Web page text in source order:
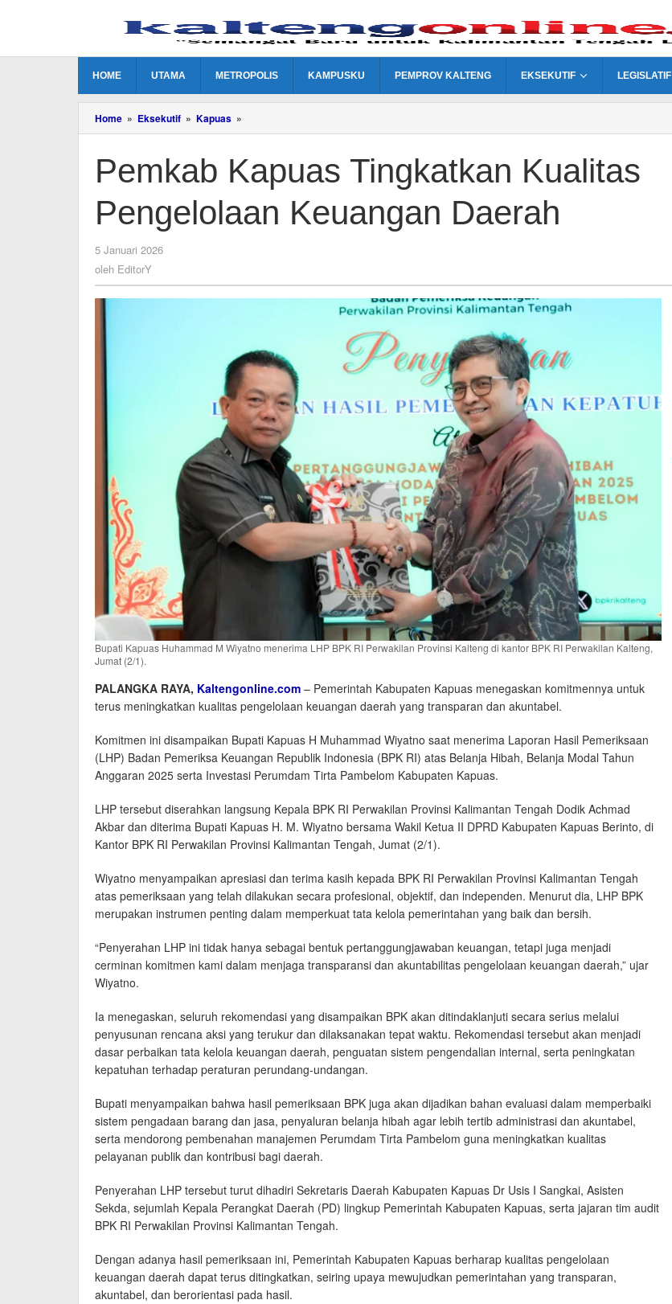
HOME UTAMA METROPOLIS KAMPUSKU PEMPROV KALTENG EKSEKUTIF LEGISLATIF
Home » Eksekutif » Kapuas »
Kapuas
Kualitas
Pengelolaan
Keuangan
Daerah
Pemkab Kapuas Tingkatkan Kualitas
Pengelolaan Keuangan Daerah
5 Januari 2026
oleh EditorY
Bupati Kapuas Huhammad M Wiyatno menerima LHP BPK RI Perwakilan Provinsi Kalteng di kantor BPK RI Perwakilan Kalteng,
Jumat (2/1).
PALANGKA RAYA, Kaltengonline.com – Pemerintah Kabupaten Kapuas menegaskan komitmennya untuk
terus meningkatkan kualitas pengelolaan keuangan daerah yang transparan dan akuntabel.
Komitmen ini disampaikan Bupati Kapuas H Muhammad Wiyatno saat menerima Laporan Hasil Pemeriksaan
(LHP) Badan Pemeriksa Keuangan Republik Indonesia (BPK RI) atas Belanja Hibah, Belanja Modal Tahun
Anggaran 2025 serta Investasi Perumdam Tirta Pambelom Kabupaten Kapuas.
LHP tersebut diserahkan langsung Kepala BPK RI Perwakilan Provinsi Kalimantan Tengah Dodik Achmad
Akbar dan diterima Bupati Kapuas H. M. Wiyatno bersama Wakil Ketua II DPRD Kabupaten Kapuas Berinto, di
Kantor BPK RI Perwakilan Provinsi Kalimantan Tengah, Jumat (2/1).
Wiyatno menyampaikan apresiasi dan terima kasih kepada BPK RI Perwakilan Provinsi Kalimantan Tengah
atas pemeriksaan yang telah dilakukan secara profesional, objektif, dan independen. Menurut dia, LHP BPK
merupakan instrumen penting dalam memperkuat tata kelola pemerintahan yang baik dan bersih.
“Penyerahan LHP ini tidak hanya sebagai bentuk pertanggungjawaban keuangan, tetapi juga menjadi
cerminan komitmen kami dalam menjaga transparansi dan akuntabilitas pengelolaan keuangan daerah,” ujar
Wiyatno.
Ia menegaskan, seluruh rekomendasi yang disampaikan BPK akan ditindaklanjuti secara serius melalui
penyusunan rencana aksi yang terukur dan dilaksanakan tepat waktu. Rekomendasi tersebut akan menjadi
dasar perbaikan tata kelola keuangan daerah, penguatan sistem pengendalian internal, serta peningkatan
kepatuhan terhadap peraturan perundang-undangan.
Bupati menyampaikan bahwa hasil pemeriksaan BPK juga akan dijadikan bahan evaluasi dalam memperbaiki
sistem pengadaan barang dan jasa, penyaluran belanja hibah agar lebih tertib administrasi dan akuntabel,
serta mendorong pembenahan manajemen Perumdam Tirta Pambelom guna meningkatkan kualitas
pelayanan publik dan kontribusi bagi daerah.
Penyerahan LHP tersebut turut dihadiri Sekretaris Daerah Kabupaten Kapuas Dr Usis I Sangkai, Asisten
Sekda, sejumlah Kepala Perangkat Daerah (PD) lingkup Pemerintah Kabupaten Kapuas, serta jajaran tim audit
BPK RI Perwakilan Provinsi Kalimantan Tengah.
Dengan adanya hasil pemeriksaan ini, Pemerintah Kabupaten Kapuas berharap kualitas pengelolaan
keuangan daerah dapat terus ditingkatkan, seiring upaya mewujudkan pemerintahan yang transparan,
akuntabel, dan berorientasi pada hasil.